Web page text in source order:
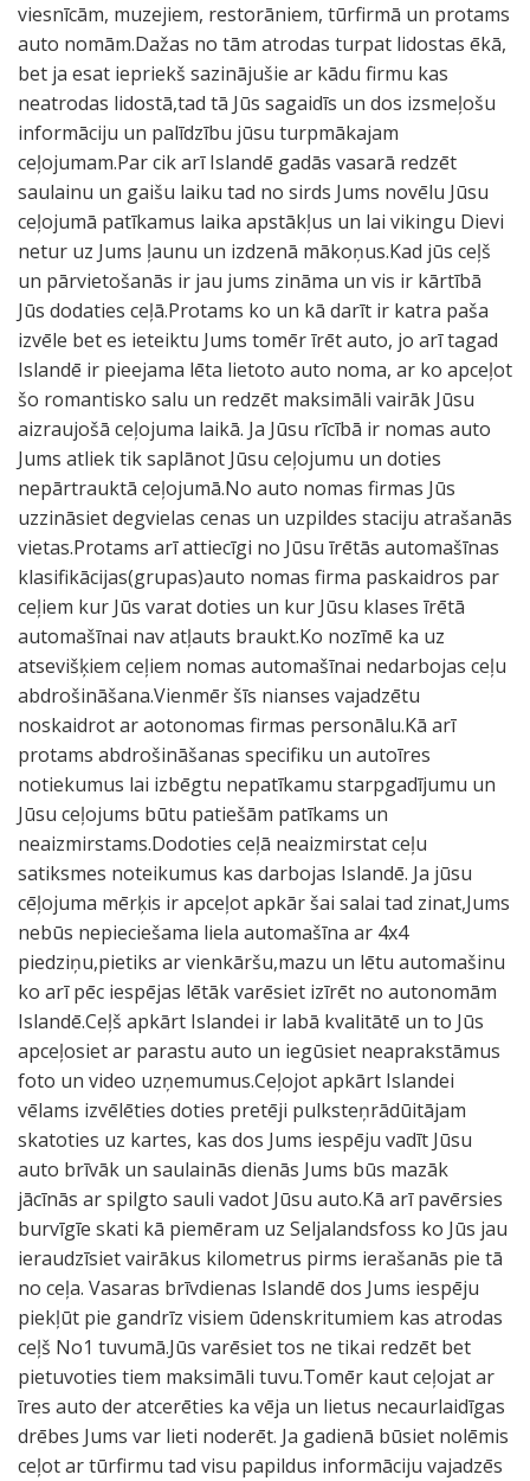
viesnīcām, muzejiem, restorāniem, tūrfirmā un protams
auto nomām.Dažas no tām atrodas turpat lidostas ēkā,
bet ja esat iepriekš sazinājušie ar kādu firmu kas
neatrodas lidostā,tad tā Jūs sagaidīs un dos izsmeļošu
informāciju un palīdzību jūsu turpmākajam
ceļojumam.Par cik arī Islandē gadās vasarā redzēt
saulainu un gaišu laiku tad no sirds Jums novēlu Jūsu
ceļojumā patīkamus laika apstākļus un lai vikingu Dievi
netur uz Jums ļaunu un izdzenā mākoņus.Kad jūs ceļš
un pārvietošanās ir jau jums zināma un vis ir kārtībā
Jūs dodaties ceļā.Protams ko un kā darīt ir katra paša
izvēle bet es ieteiktu Jums tomēr īrēt auto, jo arī tagad
Islandē ir pieejama lēta lietoto auto noma, ar ko apceļot
šo romantisko salu un redzēt maksimāli vairāk Jūsu
aizraujošā ceļojuma laikā. Ja Jūsu rīcībā ir nomas auto
Jums atliek tik saplānot Jūsu ceļojumu un doties
nepārtrauktā ceļojumā.No auto nomas firmas Jūs
uzzināsiet degvielas cenas un uzpildes staciju atrašanās
vietas.Protams arī attiecīgi no Jūsu īrētās automašīnas
klasifikācijas(grupas)auto nomas firma paskaidros par
ceļiem kur Jūs varat doties un kur Jūsu klases īrētā
automašīnai nav atļauts braukt.Ko nozīmē ka uz
atsevišķiem ceļiem nomas automašīnai nedarbojas ceļu
abdrošināšana.Vienmēr šīs nianses vajadzētu
noskaidrot ar aotonomas firmas personālu.Kā arī
protams abdrošināšanas specifiku un autoīres
notiekumus lai izbēgtu nepatīkamu starpgadījumu un
Jūsu ceļojums būtu patiešām patīkams un
neaizmirstams.Dodoties ceļā neaizmirstat ceļu
satiksmes noteikumus kas darbojas Islandē. Ja jūsu
cēļojuma mērķis ir apceļot apkār šai salai tad zinat,Jums
nebūs nepieciešama liela automašīna ar 4x4
piedziņu,pietiks ar vienkāršu,mazu un lētu automašinu
ko arī pēc iespējas lētāk varēsiet izīrēt no autonomām
Islandē.Ceļš apkārt Islandei ir labā kvalitātē un to Jūs
apceļosiet ar parastu auto un iegūsiet neaprakstāmus
foto un video uzņemumus.Ceļojot apkārt Islandei
vēlams izvēlēties doties pretēji pulksteņrādūitājam
skatoties uz kartes, kas dos Jums iespēju vadīt Jūsu
auto brīvāk un saulainās dienās Jums būs mazāk
jācīnās ar spilgto sauli vadot Jūsu auto.Kā arī pavērsies
burvīgīe skati kā piemēram uz Seljalandsfoss ko Jūs jau
ieraudzīsiet vairākus kilometrus pirms ierašanās pie tā
no ceļa. Vasaras brīvdienas Islandē dos Jums iespēju
piekļūt pie gandrīz visiem ūdenskritumiem kas atrodas
ceļš No1 tuvumā.Jūs varēsiet tos ne tikai redzēt bet
pietuvoties tiem maksimāli tuvu.Tomēr kaut ceļojat ar
īres auto der atcerēties ka vēja un lietus necaurlaidīgas
drēbes Jums var lieti noderēt. Ja gadienā būsiet nolēmis
ceļot ar tūrfirmu tad visu papildus informāciju vajadzēs